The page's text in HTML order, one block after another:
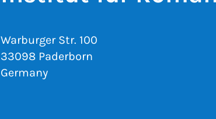
Warburger Str. 100
33098 Paderborn
Germany